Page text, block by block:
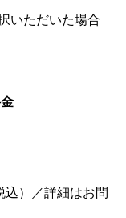
いただいた場合
込）／詳細はお問